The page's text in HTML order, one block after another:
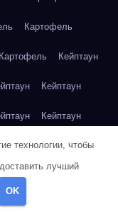
Картофель
Картофель Кейптаун
Кейптаун
Кейптаун
Кейптаун
технологии, чтобы
лучший
OK